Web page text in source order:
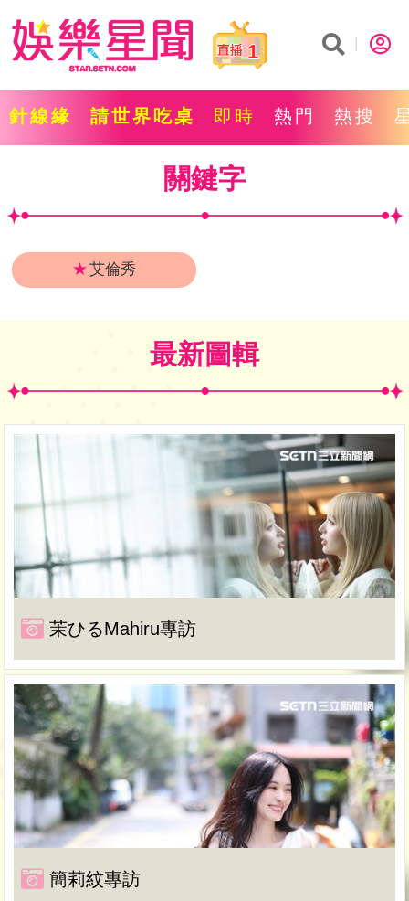
1
針線緣 請世界吃桌 即時 熱門 熱搜
關鍵字
★艾倫秀
最新圖輯
茉ひるMahiru專訪
簡莉紋專訪